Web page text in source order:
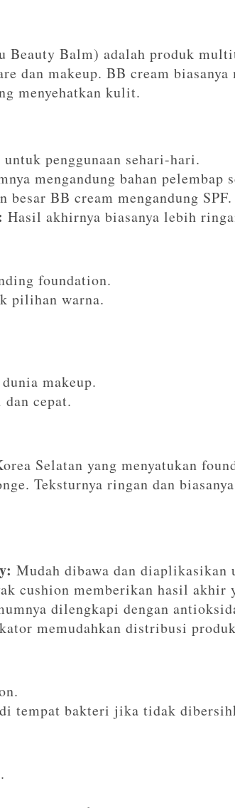
Beauty Balm) adalah produk
dan makeup. BB cream biasanya
menyehatkan kulit.
penggunaan sehari-hari.
mengandung bahan
besar BB cream mengandung SPF.
Hasil akhirnya biasanya lebih
foundation.
pilihan warna.
makeup.
cepat.
Selatan yang menyatukan
Teksturnya ringan dan
Mudah dibawa dan diaplikasikan
cushion memberikan hasil akhir
dilengkapi dengan
memudahkan distribusi
tempat bakteri jika tidak